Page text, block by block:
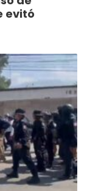
evitó